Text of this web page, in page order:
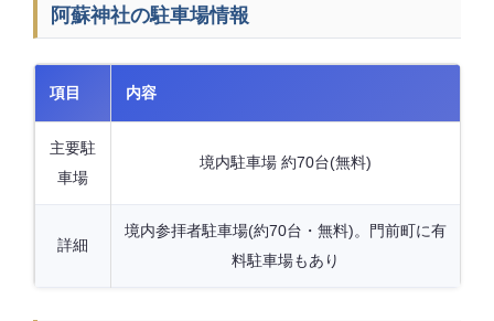
阿蘇神社の駐車場情報
項目 内容
主要駐
車場
境内駐車場 約70台(無料)
詳細
境内参拝者駐車場(約70台・無料)。門前町に有
料駐車場もあり